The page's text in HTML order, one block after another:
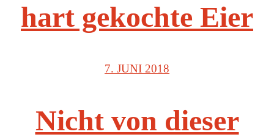
hart gekochte Eier
7. JUNI 2018
Nicht von dieser